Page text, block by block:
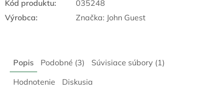
Kód produktu:
035248
Výrobca:
Značka: John Guest
Popis Podobné (3)
Súvisiace súbory (1)
Hodnotenie
Diskusia